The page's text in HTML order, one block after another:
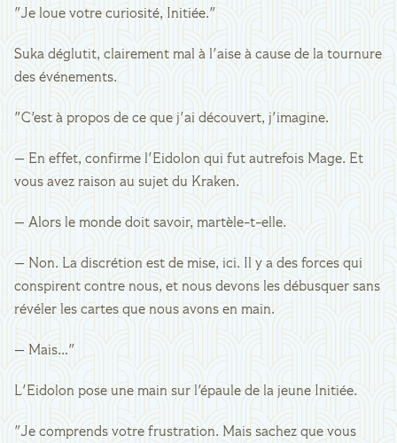
"Je loue votre curiosité, Initiée."
Suka déglutit, clairement mal à l'aise à cause de la tournure
des événements.
"C'est à propos de ce que j'ai découvert, j'imagine.
— En effet, confirme l'Eidolon qui fut autrefois Mage. Et
vous avez raison au sujet du Kraken.
— Alors le monde doit savoir, martèle-t-elle.
— Non. La discrétion est de mise, ici. Il y a des forces qui
conspirent contre nous, et nous devons les débusquer sans
révéler les cartes que nous avons en main.
— Mais..."
L'Eidolon pose une main sur l'épaule de la jeune Initiée.
"Je comprends votre frustration. Mais sachez que vous